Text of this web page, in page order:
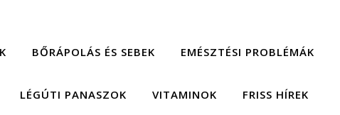
BŐRÁPOLÁS ÉS SEBEK EMÉSZTÉSI PROBLÉMÁK
LÉGÚTI PANASZOK VITAMINOK FRISS HÍREK